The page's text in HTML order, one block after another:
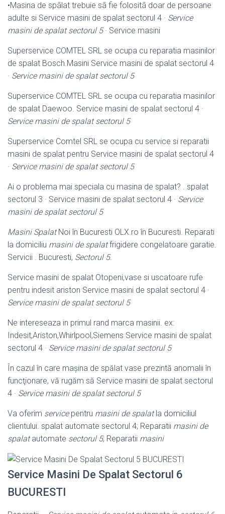
•Masina de spãlat trebuie sã fie folositã doar de persoane
adulte si Service masini de spalat sectorul 4 · Service
masini de spalat sectorul 5· Service masini
Superservice COMTEL SRL se ocupa cu reparatia masinilor
de spalat Bosch.Masini Service masini de spalat sectorul 4
· Service masini de spalat sectorul 5
Superservice COMTEL SRL se ocupa cu reparatia masinilor
de spalat Daewoo. Service masini de spalat sectorul 4 ·
Service masini de spalat sectorul 5
Superservice Comtel SRL se ocupa cu service si reparatii
masini de spalat pentru Service masini de spalat sectorul 4
· Service masini de spalat sectorul 5
Ai o problema mai speciala cu masina de spalat? . spalat
sectorul 3 · Service masini de spalat sectorul 4 · Service
masini de spalat sectorul 5
Masini SpalatNoi în Bucuresti OLX.ro în Bucuresti. Reparati
la domiciliu masini de spalatfrigidere congelatoare garatie.
Servicii . Bucuresti, Sectorul 5.
Service masini de spalat Otopeni,vase si uscatoare rufe
pentru indesit ariston Service masini de spalat sectorul 4 ·
Service masini de spalat sectorul 5
Ne intereseaza in primul rand marca masinii. ex:
Indesit,Ariston,Whirlpool,Siemens Service masini de spalat
sectorul 4 · Service masini de spalat sectorul 5
În cazul în care mașina de spălat vase prezintă anomalii în
funcţionare, vă rugăm să Service masini de spalat sectorul
4 · Service masini de spalat sectorul 5
Va oferim servicepentru masini de spalatla domiciliul
clientului. spalat automate sectorul 4; Reparatii masini de
spalatautomate sectorul 5; Reparatii masini
Service Masini De Spalat Sectorul 6
BUCURESTI